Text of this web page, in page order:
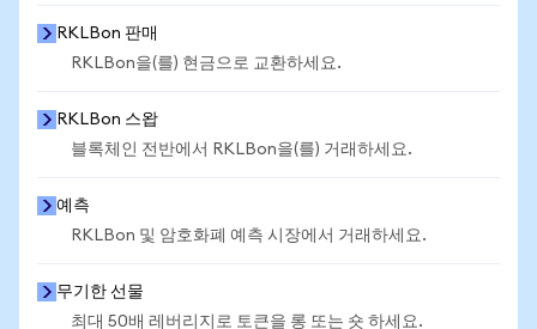
RKLBon 판매
RKLBon을(를) 현금으로 교환하세요.
RKLBon 스왑
블록체인 전반에서 RKLBon을(를) 거래하세요.
예측
RKLBon 및 암호화폐 예측 시장에서 거래하세요.
무기한 선물
최대 50배 레버리지로 토큰을 롱 또는 숏 하세요.